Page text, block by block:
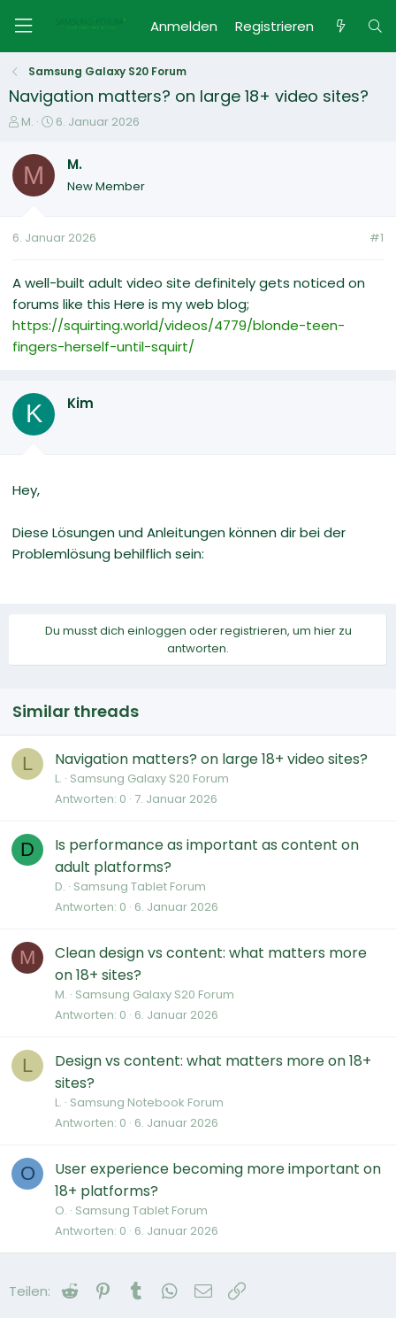
Anmelden Registrieren
Samsung Galaxy S20 Forum
Navigation matters? on large 18+ video sites?
E
s
e
e
M.
E
t
m
6. Januar 2026
M M.
New Member
6. Januar 2026 #1
A well-built adult video site definitely gets noticed on
forums like this Here is my web blog;
https://squirting.world/videos/4779/blonde-teen-
fingers-herself-until-squirt/
K Kim
Hey,
Diese Lösungen und Anleitungen können dir bei der
Problemlösung behilflich sein:
Du musst dich einloggen oder registrieren, um hier zu
antworten.
Similar threads
L Navigation matters? on large 18+ video sites?
L. Samsung Galaxy S20 Forum
Antworten 0 7. Januar 2026
D
Is performance as important as content on
adult platforms?
D. Samsung Tablet Forum
Antworten 0 6. Januar 2026
M
Clean design vs content: what matters more
on 18+ sites?
M. Samsung Galaxy S20 Forum
Antworten 0 6. Januar 2026
L
Design vs content: what matters more on 18+
sites?
L. Samsung Notebook Forum
Antworten 0 6. Januar 2026
O
User experience becoming more important on
18+ platforms?
O. Samsung Tablet Forum
Antworten 0 6. Januar 2026
Teilen: Reddit Pinterest
Tumblr WhatsApp
E-Mail